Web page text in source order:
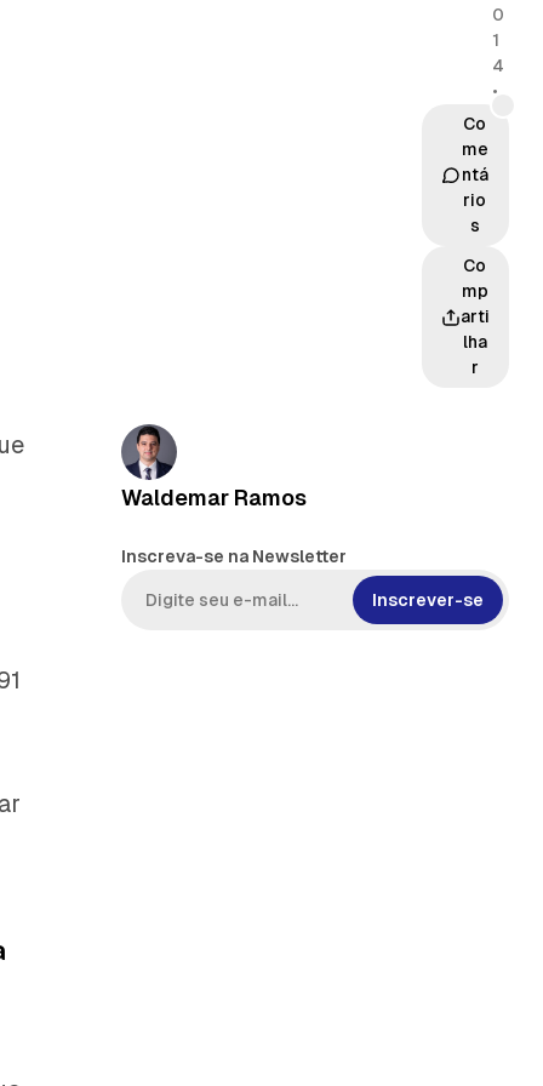
0
1
4
•
Co
me
ntá
rio
s
Co
mp
arti
lha
r
Waldemar Ramos
Inscreva-se na Newsletter
Inscrever-se